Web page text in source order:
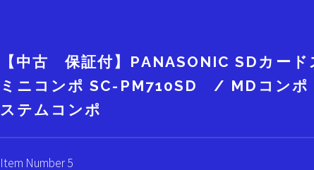
【中古 保証付】PANASONIC SDカード
ミニコンポ SC-PM710SD / MDコン
ステムコンポ
Item Number 5